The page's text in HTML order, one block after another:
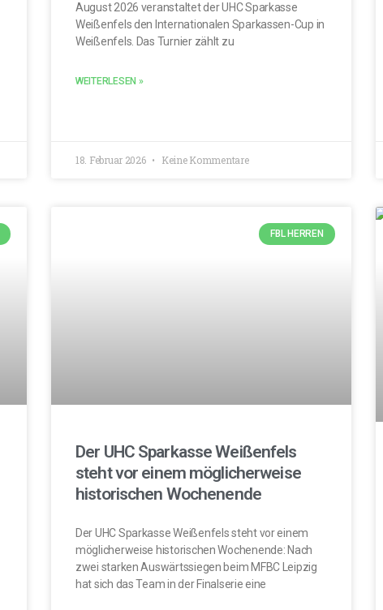
August 2026 veranstaltet der UHC Sparkasse
Weißenfels den Internationalen Sparkassen-Cup in
Weißenfels. Das Turnier zählt zu
WEITERLESEN »
18. Februar 2026 Keine Kommentare
FBL HERREN
Der UHC Sparkasse Weißenfels
steht vor einem möglicherweise
historischen Wochenende
Der UHC Sparkasse Weißenfels steht vor einem
möglicherweise historischen Wochenende: Nach
zwei starken Auswärtssiegen beim MFBC Leipzig
hat sich das Team in der Finalserie eine